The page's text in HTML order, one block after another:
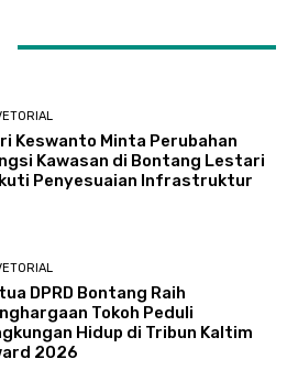
Keswanto Minta Perubahan
Kawasan di Bontang Lestari
Penyesuaian Infrastruktur
DPRD Bontang Raih
Tokoh Peduli
Hidup di Tribun Kaltim
2026